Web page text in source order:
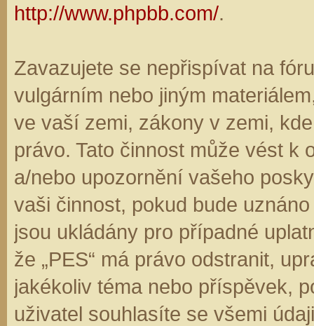
http://www.phpbb.com/.
Zavazujete se nepřispívat na
vulgárním nebo jiným
ve vaší zemi, zákony v zemi,
právo. Tato činnost může vést k
a/nebo upozornění vašeho
vaši činnost, pokud bude
jsou ukládány pro případné
že „PES“ má právo odstranit,
jakékoliv téma nebo příspěvek,
uživatel souhlasíte se všemi